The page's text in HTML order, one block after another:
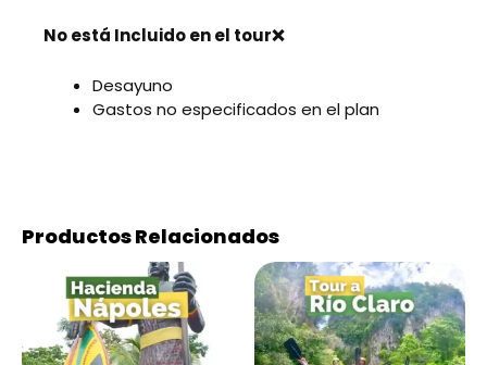
No está Incluido en el tour❌
Desayuno
Gastos no especificados en el plan
Productos Relacionados